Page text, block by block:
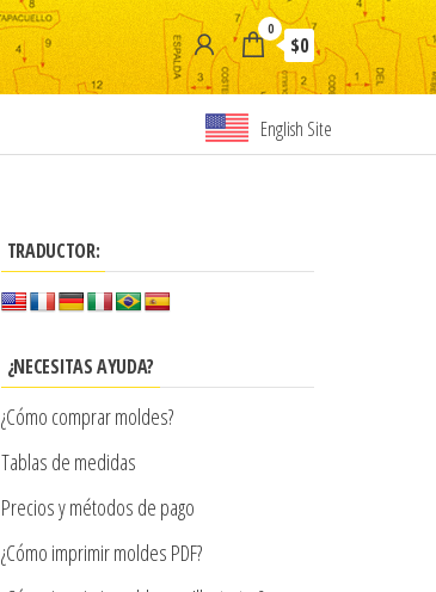
0
$0
English Site
TRADUCTOR:
¿NECESITAS AYUDA?
¿Cómo comprar moldes?
Tablas de medidas
Precios y métodos de pago
¿Cómo imprimir moldes PDF?